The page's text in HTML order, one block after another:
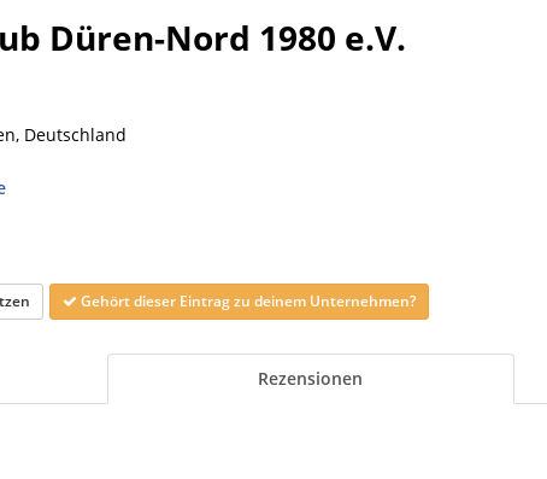
Düren-Nord 1980 e.V.
Deutschland
Gehört dieser Eintrag zu deinem Unternehmen?
Rezensionen